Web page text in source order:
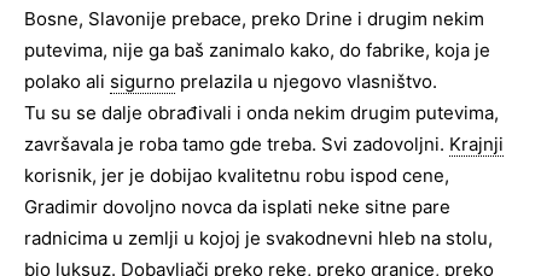
Bosne, Slavonije prebace, preko Drine i drugim nekim
putevima, nije ga baš zanimalo kako, do fabrike, koja je
polako ali sigurno prelazila u njegovo vlasništvo.
Tu su se dalje obrađivali i onda nekim drugim putevima,
završavala je roba tamo gde treba. Svi zadovoljni. Krajnji
korisnik, jer je dobijao kvalitetnu robu ispod cene,
Gradimir dovoljno novca da isplati neke sitne pare
radnicima u zemlji u kojoj je svakodnevni hleb na stolu,
bio luksuz. Dobavljači preko reke, preko granice, preko